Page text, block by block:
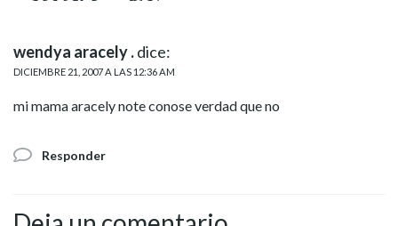
wendya aracely .dice:
DICIEMBRE 21, 2007 A LAS 12:36 AM
mi mama aracely note conose verdad que no
Responder